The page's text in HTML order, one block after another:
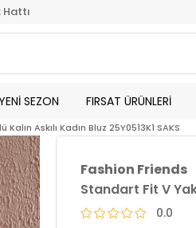
SEZON FIRSAT ÜRÜNLERİ
Askılı Kadın Bluz 25Y0513K1 SAKS
Fashion Friends
Standart Fit V
0.0